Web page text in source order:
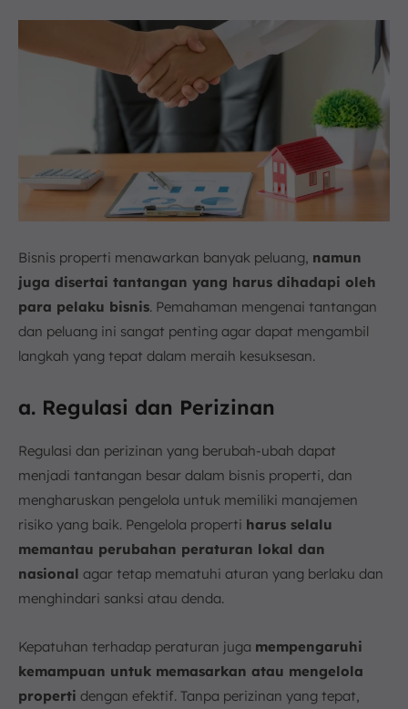
Bisnis properti menawarkan banyak peluang, namun
juga disertai tantangan yang harus dihadapi oleh
para pelaku bisnis. Pemahaman mengenai tantangan
dan peluang ini sangat penting agar dapat mengambil
langkah yang tepat dalam meraih kesuksesan.
a. Regulasi dan Perizinan
Regulasi dan perizinan yang berubah-ubah dapat
menjadi tantangan besar dalam bisnis properti, dan
mengharuskan pengelola untuk memiliki manajemen
risiko yang baik. Pengelola properti harus selalu
memantau perubahan peraturan lokal dan
nasional agar tetap mematuhi aturan yang berlaku dan
menghindari sanksi atau denda.
Kepatuhan terhadap peraturan juga mempengaruhi
kemampuan untuk memasarkan atau mengelola
properti dengan efektif. Tanpa perizinan yang tepat,